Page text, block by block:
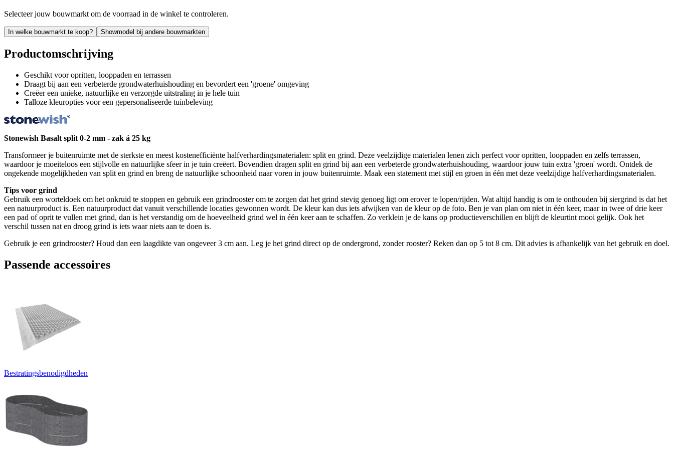
Selecteer jouw bouwmarkt om de voorraad in de winkel te controleren.
In welke bouwmarkt te koop? Showmodel bij andere bouwmarkten
Productomschrijving
Geschikt voor opritten, looppaden en terrassen
Draagt bij aan een verbeterde grondwaterhuishouding en bevordert een 'groene' omgeving
Creëer een unieke, natuurlijke en verzorgde uitstraling in je hele tuin
Talloze kleuropties voor een gepersonaliseerde tuinbeleving
Stonewish Basalt split 0-2 mm - zak á 25 kg
Transformeer je buitenruimte met de sterkste en meest kostenefficiënte halfverhardingsmaterialen: split en grind. Deze veelzijdige materialen lenen zich perfect voor opritten, looppaden en zelfs terrassen,
waardoor je moeiteloos een stijlvolle en natuurlijke sfeer in je tuin creëert. Bovendien dragen split en grind bij aan een verbeterde grondwaterhuishouding, waardoor jouw tuin extra 'groen' wordt. Ontdek de
ongekende mogelijkheden van split en grind en breng de natuurlijke schoonheid naar voren in jouw buitenruimte. Maak een statement met stijl en groen in één met deze veelzijdige halfverhardingsmaterialen.
Tips voor grind
Gebruik een worteldoek om het onkruid te stoppen en gebruik een grindrooster om te zorgen dat het grind stevig genoeg ligt om erover te lopen/rijden. Wat altijd handig is om te onthouden bij siergrind is dat het
een natuurproduct is. Een natuurproduct dat vanuit verschillende locaties gewonnen wordt. De kleur kan dus iets afwijken van de kleur op de foto. Ben je van plan om niet in één keer, maar in twee of drie keer
een pad of oprit te vullen met grind, dan is het verstandig om de hoeveelheid grind wel in één keer aan te schaffen. Zo verklein je de kans op productieverschillen en blijft de kleurtint mooi gelijk. Ook het
verschil tussen nat en droog grind is iets waar niets aan te doen is.
Gebruik je een grindrooster? Houd dan een laagdikte van ongeveer 3 cm aan. Leg je het grind direct op de ondergrond, zonder rooster? Reken dan op 5 tot 8 cm. Dit advies is afhankelijk van het gebruik en doel.
Passende accessoires
Bestratingsbenodigdheden